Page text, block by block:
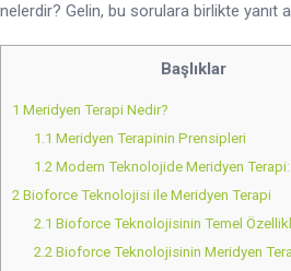
nelerdir? Gelin, bu sorulara birlikte yanıt
Başlıklar
1 Meridyen Terapi Nedir?
1.1 Meridyen Terapinin Prensipleri
1.2Modern Teknolojide Meridyen
2 Bioforce Teknolojisi ile Meridyen Terapi
2.1 Bioforce Teknolojisinin Temel
2.2Bioforce Teknolojisinin Meridyen